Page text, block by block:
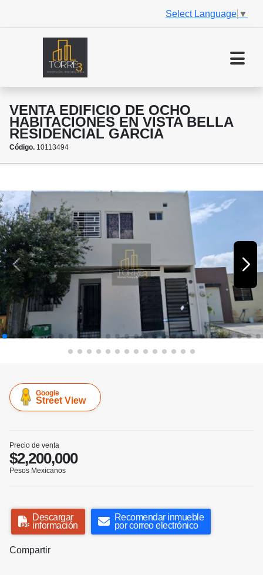
Select Language ▼
VENTA EDIFICIO DE OCHO
HABITACIONES EN VISTA BELLA
RESIDENCIAL GARCIA
Código. 10113494
Google
Street View
Precio de venta
$2,200,000
Pesos Mexicanos
Descargar
información
Recomendar inmueble
por correo electrónico
Compartir